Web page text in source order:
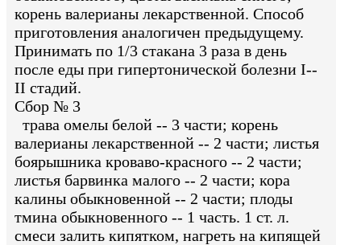
корень валерианы лекарственной. Способ
приготовления аналогичен предыдущему.
Принимать по 1/3 стакана 3 раза в день
после еды при гипертонической болезни I--
II стадий.
Сбор № 3
трава омелы белой -- 3 части; корень
валерианы лекарственной -- 2 части; листья
боярышника кроваво-красного -- 2 части;
листья барвинка малого -- 2 части; кора
калины обыкновенной -- 2 части; плоды
тмина обыкновенного -- 1 часть. 1 ст. л.
смеси залить кипятком, нагреть на кипящей